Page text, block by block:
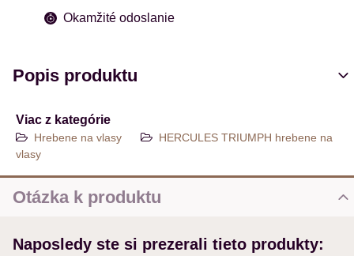
Okamžité odoslanie
Popis produktu
Viac z kategórie
Hrebene na vlasy
HERCULES TRIUMPH hrebene na
vlasy
Otázka k produktu
MENO
Naposledy ste si prezerali tieto produkty: